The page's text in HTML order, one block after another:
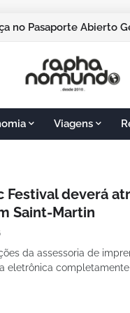
no Pasaporte Abierto
Viagens
Festival deverá
Saint-Martin
da assessoria de
eletrônica completamente